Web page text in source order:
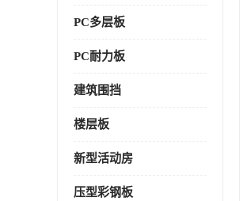
PC多层板
PC耐力板
建筑围挡
楼层板
新型活动房
压型彩钢板